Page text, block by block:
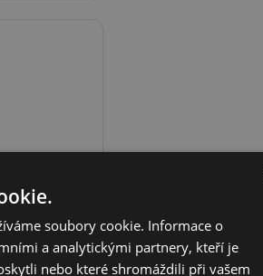
SPANISH
soubory cookie. Informace o
a analytickými partnery, kteří je
nebo které shromáždili při vašem